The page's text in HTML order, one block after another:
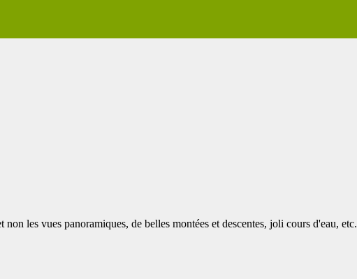
les vues panoramiques, de belles montées et descentes, joli cours d'eau, etc.